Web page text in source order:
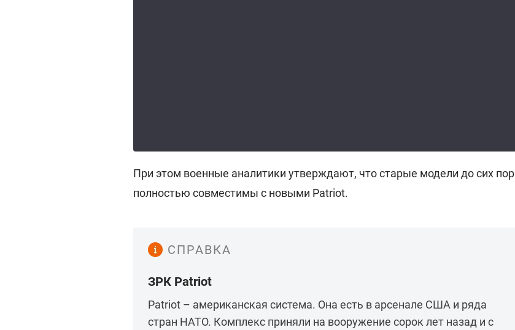
При этом военные аналитики утверждают, что старые модели до сих пор
полностью совместимы с новыми Patriot.
СПРАВКА
ЗРК Patriot
Patriot – американская система. Она есть в арсенале США и ряда
стран НАТО. Комплекс приняли на вооружение сорок лет назад и с